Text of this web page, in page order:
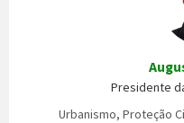
Presidente
Urbanismo, Proteção